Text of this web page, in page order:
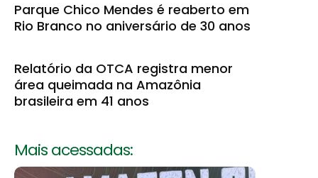
Parque Chico Mendes é reaberto em
Rio Branco no aniversário de 30 anos
Relatório da OTCA registra menor
área queimada na Amazônia
brasileira em 41 anos
Mais acessadas: